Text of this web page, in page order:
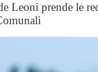
Leoni prende le